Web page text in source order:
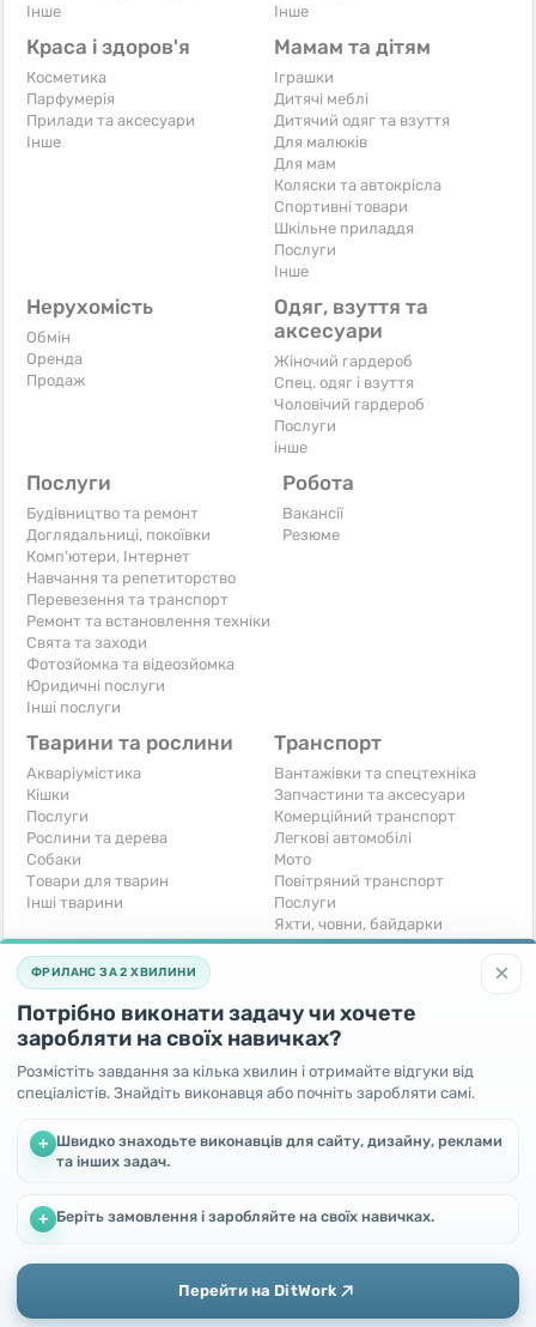
Iнше
Iнше
Краса і здоров'я
Косметика
Парфумерія
Прилади та аксесуари
Iнше
Мамам та дітям
Іграшки
Дитячі меблі
Дитячий одяг та взуття
Для малюків
Для мам
Коляски та автокрісла
Спортивні товари
Шкільне приладдя
Послуги
Iнше
Нерухомість
Обмін
Оренда
Продаж
Одяг, взуття та
аксесуари
Жіночий гардероб
Спец. одяг і взуття
Чоловічий гардероб
Послуги
інше
Послуги
Будівництво та ремонт
Доглядальниці, покоївки
Комп'ютери, Інтернет
Навчання та репетиторство
Перевезення та транспорт
Ремонт та встановлення техніки
Свята та заходи
Фотозйомка та відеозйомка
Юридичні послуги
Інші послуги
Робота
Вакансії
Резюме
Тварини та рослини
Акваріумістика
Кішки
Послуги
Рослини та дерева
Собаки
Товари для тварин
Інші тварини
Транспорт
Вантажівки та спецтехніка
Запчастини та аксесуари
Комерційний транспорт
Легкові автомобілі
Мото
Повітряний транспорт
Послуги
Яхти, човни, байдарки
Інші транспортні засоби
Хобі та відпочинок
Книги та журнали
Музичні інструменти
Полювання та рибальство
Спорт і відпочинок
Iнше
Готовий бізнес
Устаткування для бізнесу
Iнше
Безкоштовно
Віддам безкоштовно
Прийму в дар
×
ФРИЛАНС ЗА 2 ХВИЛИНИ
Потрібно виконати задачу чи хочете
заробляти на своїх навичках?
Розмістіть завдання за кілька хвилин і отримайте відгуки від
спеціалістів. Знайдіть виконавця або почніть заробляти самі.
+ Швидко знаходьте виконавців для сайту, дизайну, реклами
та інших задач.
+ Беріть замовлення і заробляйте на своїх навичках.
Перейти на DitWork
Ми використовуємо файли cookie, щоб покращити роботу та
Додати Головна Повідомлення Зателефонувати